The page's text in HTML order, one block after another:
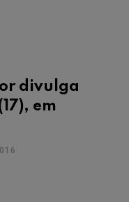
divulga
em